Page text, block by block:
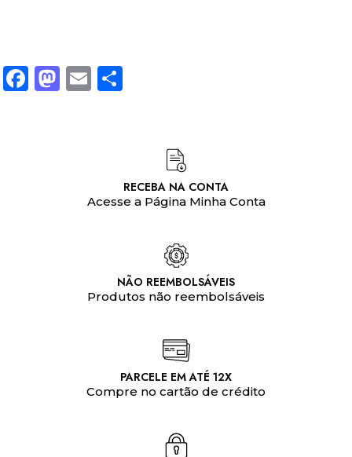
Facebook
Mastodon
Email
RECEBA NA CONTA
Acesse a Página Minha Conta
NÃO REEMBOLSÁVEIS
Produtos não reembolsáveis
PARCELE EM ATÉ 12X
Compre no cartão de crédito